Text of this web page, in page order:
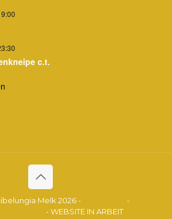
c.t.
Melk 2026 -
-
- WEBSITE IN ARBEIT